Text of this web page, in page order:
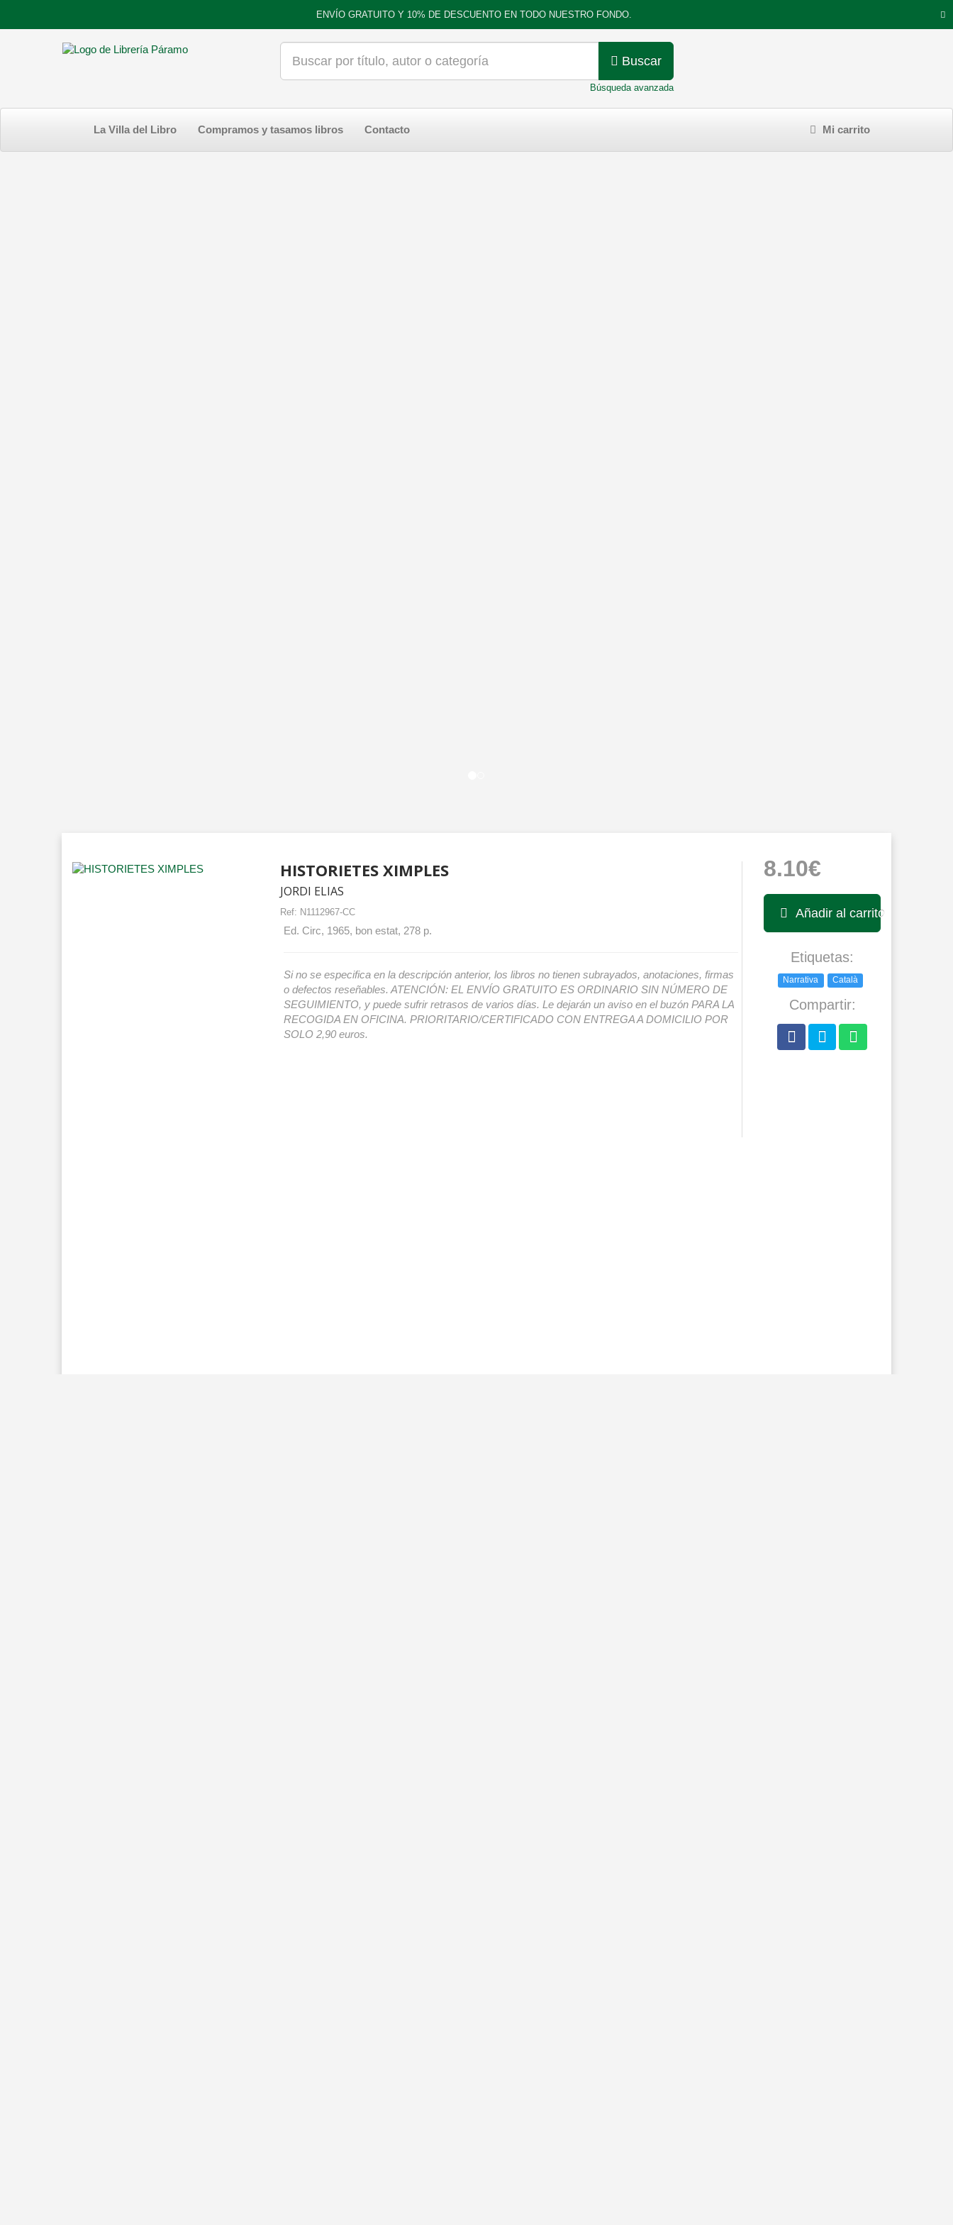
ENVÍO GRATUITO Y 10% DE DESCUENTO EN TODO NUESTRO FONDO.
Buscar
Búsqueda avanzada
La Villa del Libro Compramos y tasamos libros Contacto Mi carrito
HISTORIETES XIMPLES
JORDI ELIAS
Ref: N1112967-CC
Ed. Circ, 1965, bon estat, 278 p.
Si no se especifica en la descripción anterior, los libros no tienen subrayados, anotaciones, firmas
o defectos reseñables. ATENCIÓN: EL ENVÍO GRATUITO ES ORDINARIO SIN NÚMERO DE
SEGUIMIENTO, y puede sufrir retrasos de varios días. Le dejarán un aviso en el buzón PARA LA
RECOGIDA EN OFICINA. PRIORITARIO/CERTIFICADO CON ENTREGA A DOMICILIO POR
SOLO 2,90 euros.
8.10€
Añadir al carrito
Etiquetas:
Narrativa Català
Compartir: